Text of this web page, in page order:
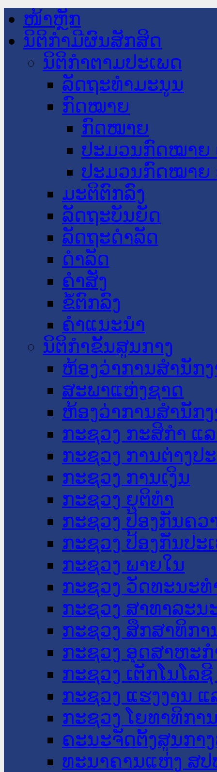
ໜ້າຫຼັກ
ນິຕິກໍາມີຜົນສັກສິດ
ນິຕິກໍາຕາມປະເພດ
ລັດຖະທໍາມະນູນ
ກົດໝາຍ
ກົດໝາຍ
ປະມວນກົດໝາຍ
ປະມວນກົດໝາຍ
ມະຕິຕົກລົງ
ລັດຖະບັນຍັດ
ລັດຖະດໍາລັດ
ດໍາລັດ
ຄໍາສັ່ງ
ຂໍ້ຕົກລົງ
ຄໍາແນະນໍາ
ນິຕິກໍາຂັ້ນສູນກາງ
ຫ້ອງວ່າການສໍານັກ
ສະພາແຫ່ງຊາດ
ຫ້ອງວ່າການສຳນັກ
ກະຊວງ ກະສິກຳ ແ
ກະຊວງ ການຕ່າງປ
ກະຊວງ ການເງິນ
ກະຊວງ ຍຸຕິທໍາ
ກະຊວງ ປ້ອງກັນຄວ
ກະຊວງ ປ້ອງກັນປະ
ກະຊວງ ພາຍໃນ
ກະຊວງ ວັດທະນະ
ກະຊວງ ສາທາລະນ
ກະຊວງ ສຶກສາທິກາ
ກະຊວງ ອຸດສາຫະ
ກະຊວງ ເຕັກໂນໂລ
ກະຊວງ ແຮງງານ
ກະຊວງ ໂຍທາທິກາ
ຄະນະຈັດຕັ້ງສູນກາ
ທະນາຄານແຫ່ງ ສປ